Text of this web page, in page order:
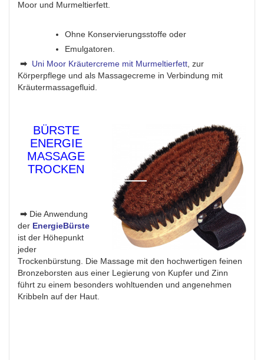
Moor und Murmeltierfett.
Ohne Konservierungsstoffe oder
Emulgatoren.
➡ Uni Moor Kräutercreme mit Murmeltierfett, zur
Körperpflege und als Massagecreme in Verbindung mit
Kräutermassagefluid.
BÜRSTE
ENERGIE
MASSAGE
TROCKEN
➡ Die Anwendung
der EnergieBürste
ist der Höhepunkt
jeder
Trockenbürstung. Die Massage mit den hochwertigen feinen
Bronzeborsten aus einer Legierung von Kupfer und Zinn
führt zu einem besonders wohltuenden und angenehmen
Kribbeln auf der Haut.